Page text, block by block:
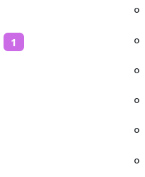
1
⚬
⚬
⚬
⚬
⚬
⚬